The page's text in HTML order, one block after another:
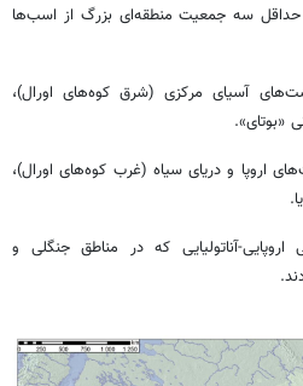
میلاد، حداقل سه جمعیت منطقه‌ای بزرگ از اسب‌ها
آسیای مرکزی (شرق کوه‌های اورال)،
«بوتای».
اروپا و دریای سیاه (غرب کوه‌های اورال)،
اروپایی-آناتولیایی که در مناطق جنگلی و